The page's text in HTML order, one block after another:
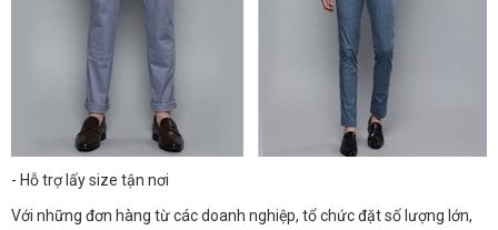
- Hỗ trợ lấy size tận nơi
Với những đơn hàng từ các doanh nghiệp, tổ chức đặt số lượng lớn,